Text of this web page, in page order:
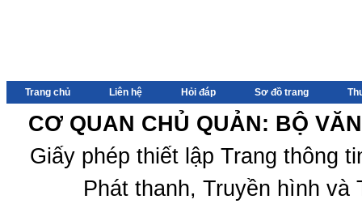
Trang chủ Liên hệ Hỏi đáp Sơ đồ trang
CƠ QUAN CHỦ QUẢN: BỘ
Giấy phép thiết lập Trang thông
Phát thanh, Truyền hình